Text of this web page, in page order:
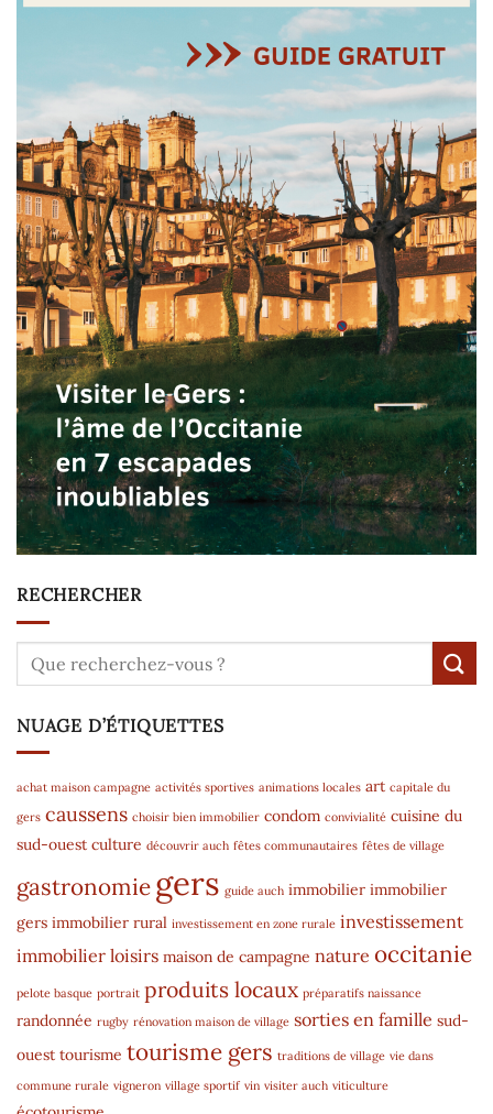
RECHERCHER
NUAGE D’ÉTIQUETTES
achat maison campagne activités sportives animations locales art capitale du
gers caussens choisir bien immobilier condom convivialité cuisine du
sud-ouest culture découvrir auch fêtes communautaires fêtes de village
gastronomiegers guide auch immobilier immobilier
gers immobilier rural investissement en zone rurale investissement
immobilier loisirs maison de campagne nature occitanie
pelote basque portrait produits locaux préparatifs naissance
randonnée rugby rénovation maison de village sorties en famille sud-
ouest tourisme tourisme gers traditions de village vie dans
commune rurale vigneron village sportif vin visiter auch viticulture